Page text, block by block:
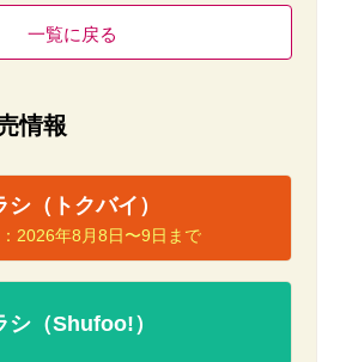
一覧に戻る
情報
シ（トクバイ）
2026年8月8日〜9日まで
シ（Shufoo!）